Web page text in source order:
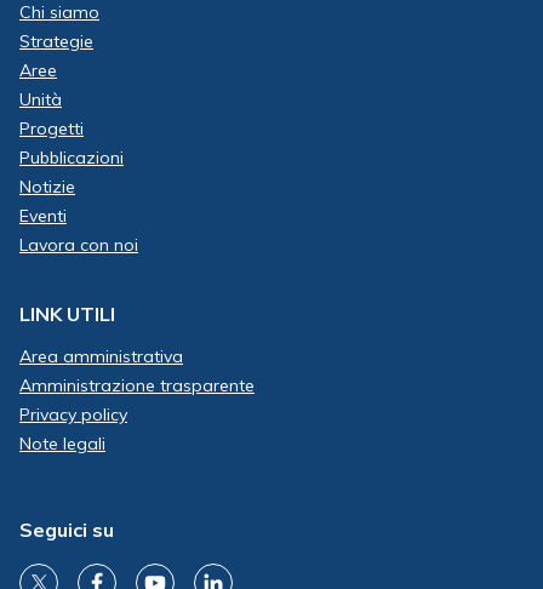
Chi siamo
Strategie
Aree
Unità
Progetti
Pubblicazioni
Notizie
Eventi
Lavora con noi
LINK UTILI
Area amministrativa
Amministrazione trasparente
Privacy policy
Note legali
Seguici su